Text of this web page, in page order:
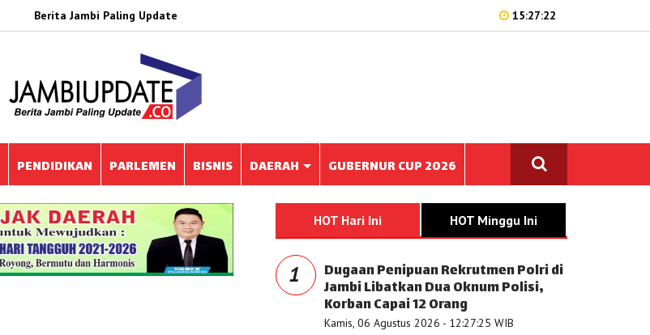
Berita Jambi Paling Update 15:27:22
PENDIDIKAN PARLEMEN BISNIS DAERAH GUBERNUR CUP 2026
HOT Hari Ini HOT Minggu Ini
1 Dugaan Penipuan Rekrutmen Polri di
Jambi Libatkan Dua Oknum Polisi,
Korban Capai 12 Orang
Kamis, 06 Agustus 2026 - 12:27:25 WIB